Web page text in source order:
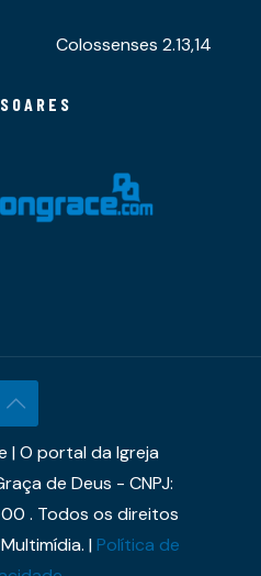
Colossenses 2.13,14
| O portal da Igreja
de Deus - CNPJ:
. Todos os direitos
|Política de